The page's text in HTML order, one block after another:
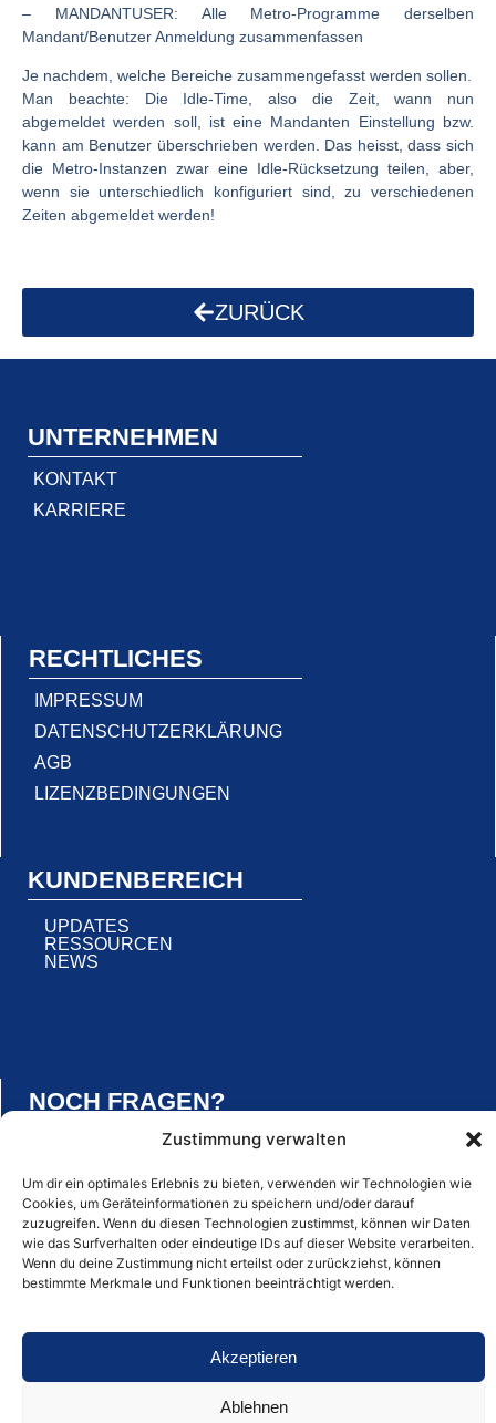
Zustimmung verwalten
Um dir ein optimales Erlebnis zu bieten, verwenden wir Technologien wie
Cookies, um Geräteinformationen zu speichern und/oder darauf
zuzugreifen. Wenn du diesen Technologien zustimmst, können wir Daten
wie das Surfverhalten oder eindeutige IDs auf dieser Website verarbeiten.
Wenn du deine Zustimmung nicht erteilst oder zurückziehst, können
bestimmte Merkmale und Funktionen beeinträchtigt werden.
Akzeptieren
Ablehnen
– MANDANTUSER: Alle Metro-Programme derselben
Mandant/Benutzer Anmeldung zusammenfassen
Je nachdem, welche Bereiche zusammengefasst werden sollen.
Man beachte: Die Idle-Time, also die Zeit, wann nun
abgemeldet werden soll, ist eine Mandanten Einstellung bzw.
kann am Benutzer überschrieben werden. Das heisst, dass sich
die Metro-Instanzen zwar eine Idle-Rücksetzung teilen, aber,
wenn sie unterschiedlich konfiguriert sind, zu verschiedenen
Zeiten abgemeldet werden!
ZURÜCK
UNTERNEHMEN
KONTAKT
KARRIERE
RECHTLICHES
IMPRESSUM
DATENSCHUTZERKLÄRUNG
AGB
LIZENZBEDINGUNGEN
KUNDENBEREICH
UPDATES
RESSOURCEN
NEWS
NOCH FRAGEN?
E-MAIL SCHREIBEN
ANRUFEN